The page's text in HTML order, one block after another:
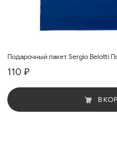
Подарочный пакет Sergio Belotti
110 ₽
В